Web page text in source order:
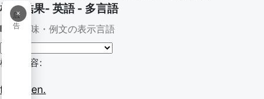
×
広
告
検索結果- 英語 - 多言語
意味・例文の表示言語
検索内容:
foreseen.